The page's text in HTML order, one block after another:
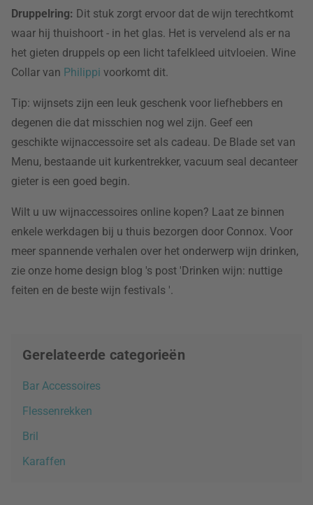
Druppelring: Dit stuk zorgt ervoor dat de wijn terechtkomt
waar hij thuishoort - in het glas. Het is vervelend als er na
het gieten druppels op een licht tafelkleed uitvloeien. Wine
Collar van Philippi voorkomt dit.
Tip: wijnsets zijn een leuk geschenk voor liefhebbers en
degenen die dat misschien nog wel zijn. Geef een
geschikte wijnaccessoire set als cadeau. De Blade set van
Menu, bestaande uit kurkentrekker, vacuum seal decanteer
gieter is een goed begin.
Wilt u uw wijnaccessoires online kopen? Laat ze binnen
enkele werkdagen bij u thuis bezorgen door Connox. Voor
meer spannende verhalen over het onderwerp wijn drinken,
zie onze home design blog 's post 'Drinken wijn: nuttige
feiten en de beste wijn festivals '.
Gerelateerde categorieën
Bar Accessoires
Flessenrekken
Bril
Karaffen